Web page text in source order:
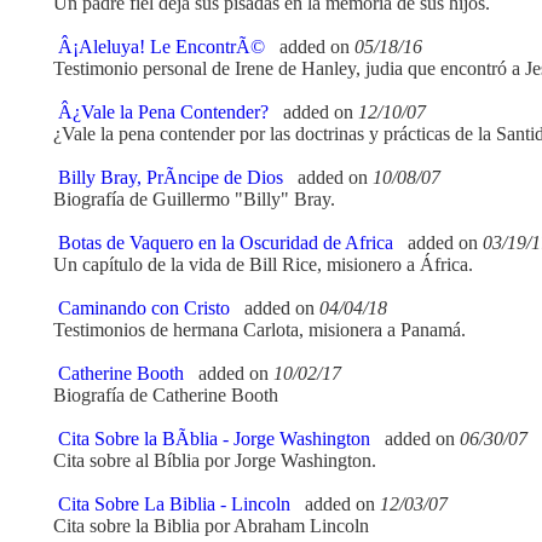
Â¡Aleluya! Le EncontrÃ© added on 05/18/16
Testimonio personal de Irene de Hanley, judia que encontró a
Â¿Vale la Pena Contender? added on 12/10/07
¿Vale la pena contender por las doctrinas y prácticas de la
Billy Bray, PrÃ­ncipe de Dios added on 10/08/07
Biografía de Guillermo "Billy" Bray.
Botas de Vaquero en la Oscuridad de Africa added on 03/19/
Un capítulo de la vida de Bill Rice, misionero a África.
Caminando con Cristo added on 04/04/18
Testimonios de hermana Carlota, misionera a Panamá.
Catherine Booth added on 10/02/17
Biografía de Catherine Booth
Cita Sobre la BÃ­blia - Jorge Washington added on 06/30/07
Cita sobre al Bíblia por Jorge Washington.
Cita Sobre La Biblia - Lincoln added on 12/03/07
Cita sobre la Biblia por Abraham Lincoln